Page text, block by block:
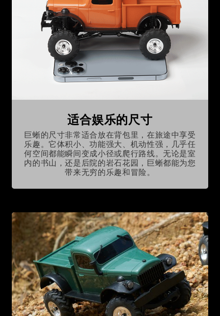
适合娱乐的尺寸
巨蜥的尺寸非常适合放在背包里，在旅途中享受
乐趣。它体积小、功能强大、机动性强，几乎任
何空间都能瞬间变成小径或爬行路线。无论是室
内的书山，还是后院的岩石花园，巨蜥都能为您
带来无穷的乐趣和冒险。